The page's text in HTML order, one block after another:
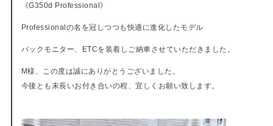
《G350d Professional》
Professionalの名を冠しつつも快適に進化したモデル
バックモニター、ETCを装着しご納車させていただきました。
M様、この度は誠にありがとうございました。
今後とも末長いお付き合いの程、宜しくお願い致します。